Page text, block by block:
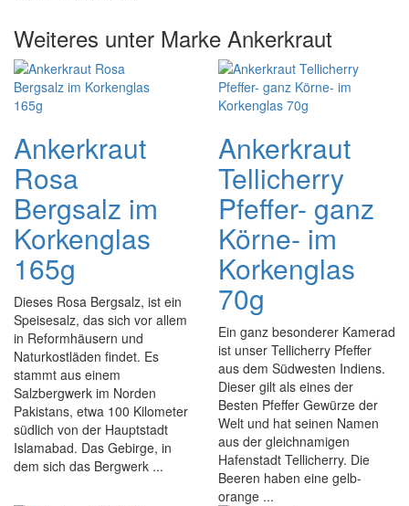
Weiteres unter Marke Ankerkraut
Ankerkraut
Rosa
Bergsalz im
Korkenglas
165g
Dieses Rosa Bergsalz, ist ein
Speisesalz, das sich vor allem
in Reformhäusern und
Naturkostläden findet. Es
stammt aus einem
Salzbergwerk im Norden
Pakistans, etwa 100 Kilometer
südlich von der Hauptstadt
Islamabad. Das Gebirge, in
dem sich das Bergwerk ...
Ankerkraut
Tellicherry
Pfeffer- ganz
Körne- im
Korkenglas
70g
Ein ganz besonderer Kamerad
ist unser Tellicherry Pfeffer
aus dem Südwesten Indiens.
Dieser gilt als eines der
Besten Pfeffer Gewürze der
Welt und hat seinen Namen
aus der gleichnamigen
Hafenstadt Tellicherry. Die
Beeren haben eine gelb-
orange ...